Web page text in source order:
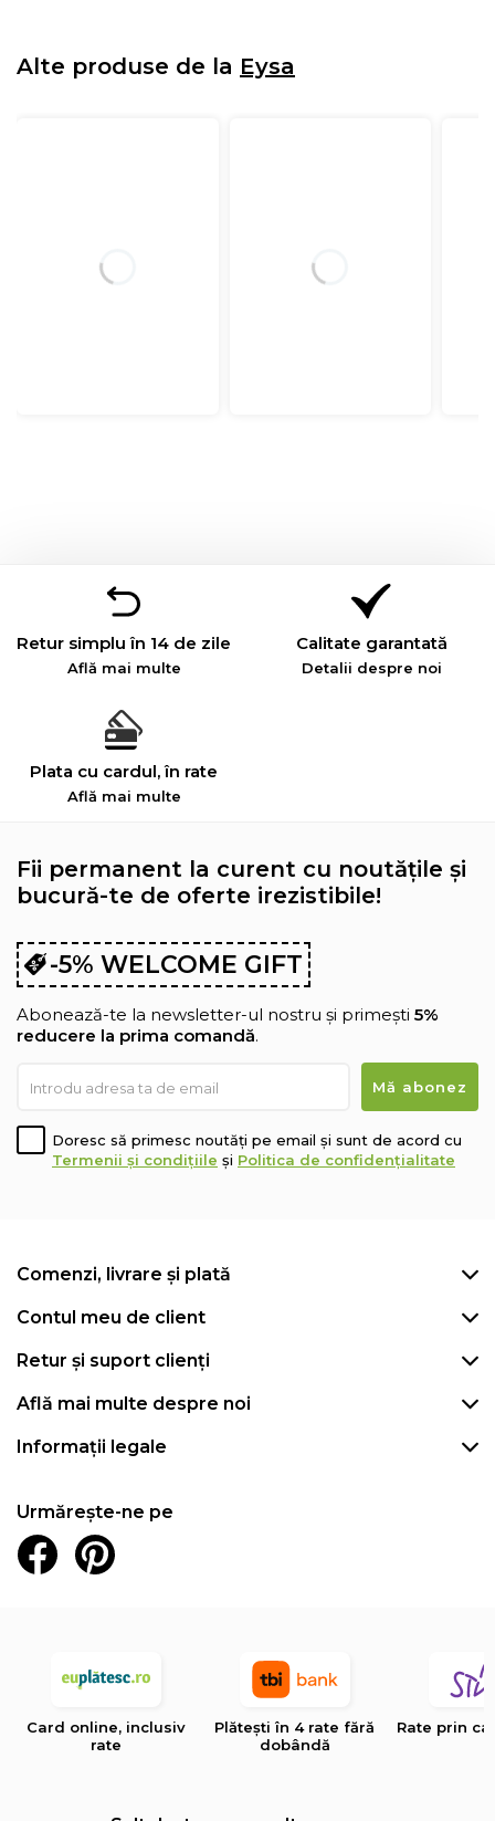
Alte produse de la Eysa
Retur simplu în 14 de zile
Află mai multe
Calitate garantată
Detalii despre noi
Plata cu cardul, în rate
Află mai multe
Fii permanent la curent cu noutățile și
bucură-te de oferte irezistibile!
-5% WELCOME GIFT
Abonează-te la newsletter-ul nostru și primești 5%
reducere la prima comandă.
Doresc să primesc noutăți pe email și sunt de acord cu
Termenii și condițiile și Politica de confidențialitate
Comenzi, livrare și plată
Contul meu de client
Retur și suport clienți
Află mai multe despre noi
Informații legale
Urmărește-ne pe
Card online, inclusiv
rate
Plătești în 4 rate fără
dobândă
Rate prin